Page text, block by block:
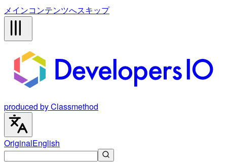
メインコンテンツへスキップ
produced by Classmethod
OriginalEnglish